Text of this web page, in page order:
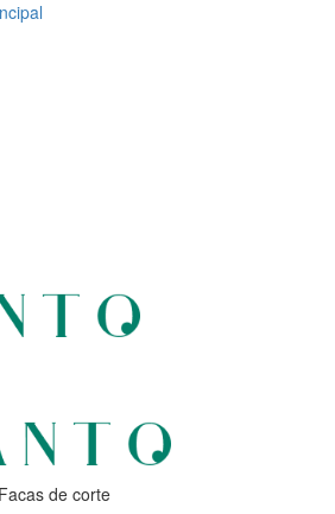
Facas de corte